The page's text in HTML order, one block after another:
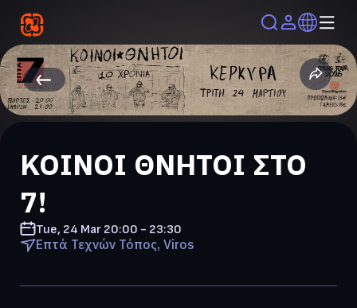
ΚΟΙΝΟΙ ΘΝΗΤΟΙ ΣΤΟ
7!
Tue, 24 Mar 20:00 - 23:30
Επτά Τεχνών Τόπος, Viros